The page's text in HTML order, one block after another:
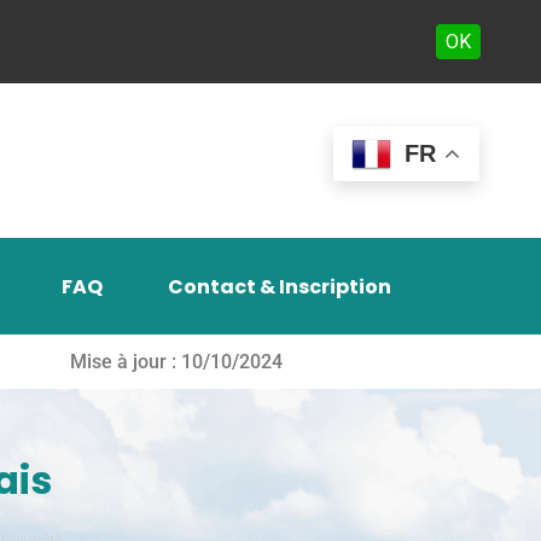
FR
FAQ Contact & Inscription
Mise à jour : 10/10/2024
OK